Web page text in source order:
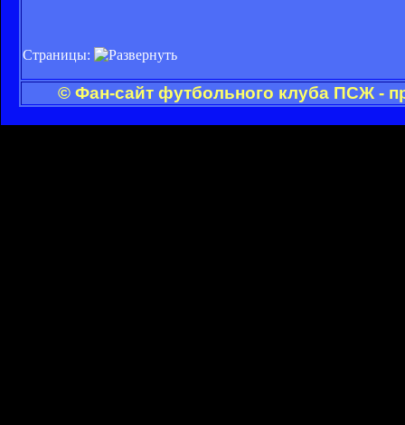
Страницы:
© Фан-сайт футбольного клуба ПСЖ -